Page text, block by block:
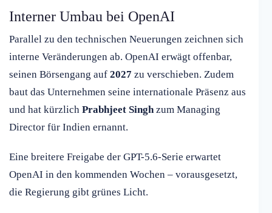
Interner Umbau bei OpenAI
Parallel zu den technischen Neuerungen zeichnen sich
interne Veränderungen ab. OpenAI erwägt offenbar,
seinen Börsengang auf 2027 zu verschieben. Zudem
baut das Unternehmen seine internationale Präsenz aus
und hat kürzlich Prabhjeet Singhzum Managing
Director für Indien ernannt.
Eine breitere Freigabe der GPT-5.6-Serie erwartet
OpenAI in den kommenden Wochen – vorausgesetzt,
die Regierung gibt grünes Licht.